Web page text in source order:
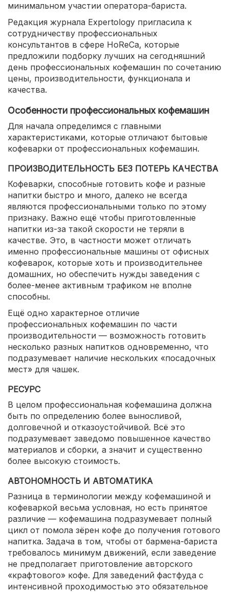
минимальном участии оператора-бариста.
Редакция журнала Expertology пригласила к
сотрудничеству профессиональных
консультантов в сфере HoReCa, которые
предложили подборку лучших на сегодняшний
день профессиональных кофемашин по сочетанию
цены, производительности, функционала и
качества.
Особенности профессиональных кофемашин
Для начала определимся с главными
характеристиками, которые отличают бытовые
кофеварки от профессиональных кофемашин.
ПРОИЗВОДИТЕЛЬНОСТЬ БЕЗ ПОТЕРЬ КАЧЕСТВА
Кофеварки, способные готовить кофе и разные
напитки быстро и много, далеко не всегда
являются профессиональными только по этому
признаку. Важно ещё чтобы приготовленные
напитки из-за такой скорости не теряли в
качестве. Это, в частности может отличать
именно профессиональные машины от офисных
кофеварок, которые хоть и производительнее
домашних, но обеспечить нужды заведения с
более-менее активным трафиком не вполне
способны.
Ещё одно характерное отличие
профессиональных кофемашин по части
производительности — возможность готовить
несколько разных напитков одновременно, что
подразумевает наличие нескольких «посадочных
мест» для чашек.
РЕСУРС
В целом профессиональная кофемашина должна
быть по определению более выносливой,
долговечной и отказоустойчивой. Всё это
подразумевает заведомо повышенное качество
материалов и сборки, а значит и существенно
более высокую стоимость.
АВТОНОМНОСТЬ И АВТОМАТИКА
Разница в терминологии между кофемашиной и
кофеваркой весьма условная, но есть принятое
различие — кофемашина подразумевает полный
цикл от помола зёрен кофе до получения готового
напитка. Задача в том, чтобы от бармена-бариста
требовалось минимум движений, если заведение
не предполагает приготовление авторского
«крафтового» кофе. Для заведений фастфуда с
интенсивной проходимостью это обязательное